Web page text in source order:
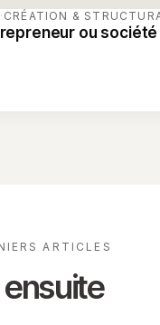
· CRÉATION &
ou société
ARTICLES
ensuite